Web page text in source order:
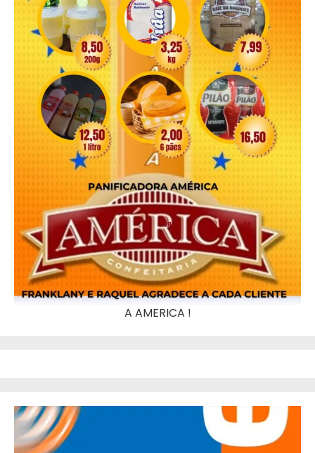
A AMERICA !